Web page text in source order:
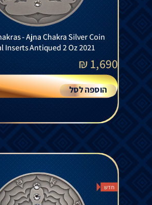
- Ajna Chakra Silver Coin
Inserts Antiqued 2 Oz 2021
1,690
₪
הוספה לסל
חדש